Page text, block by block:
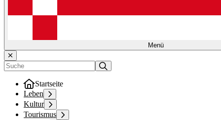
Menü
Startseite
Leben
Kultur
Tourismus